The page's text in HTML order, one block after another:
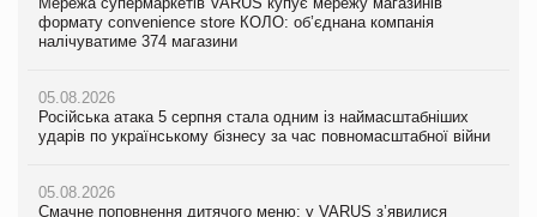
формату convenience store КОЛО: об’єднана компанія
налічуватиме 374 магазини
05.08.2026
Російська атака 5 серпня стала одним із наймасштабніших
ударів по українському бізнесу за час повномасштабної війни
05.08.2026
Смачне поповнення дитячого меню: у VARUS з’явилися
формату convenience store КОЛО: об’єднана компанія
налічуватиме 374 магазини
05.08.2026
Російська атака 5 серпня стала одним із наймасштабніших
ударів по українському бізнесу за час повномасштабної війни
05.08.2026
Смачне поповнення дитячого меню: у VARUS з’явилися
продуктів